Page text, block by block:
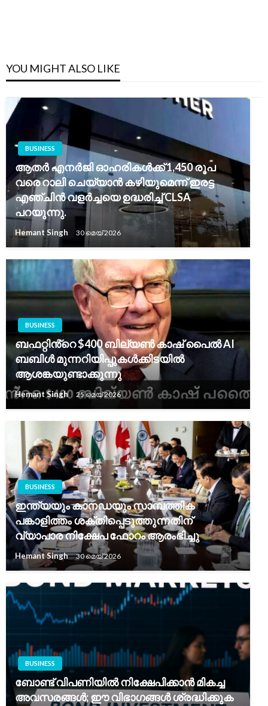
YOU MIGHT ALSO LIKE
BUSINESS
ആതർ എനർജി ഓഹരികൾക്ക് 1,450 രൂപ
വരെ റാലി ചെയ്യാൻ കഴിയുമെന്ന് ഇരട്ട
എഞ്ചിൻ വളർച്ചയെ ഉദ്ധരിച്ച് CLSA
പറയുന്നു.
Hemant Singh 30 മെയ്‌ 2026
BUSINESS
ബഫറ്റിൻ്റെ $400 ബില്യൺ കാഷ് പൈൽ AI
ബബിൾ മുന്നറിയിപ്പുകൾക്കിടയിൽ
ആശങ്കയുണ്ടാക്കുന്നു
Hemant Singh 25 മെയ്‌ 2026
BUSINESS
ഇന്ത്യയും കാനഡയും സാമ്പത്തിക
പങ്കാളിത്തം ശക്തിപ്പെടുത്തുന്നതിന്
വ്യാപാര നിക്ഷേപ ഫോറം ആരംഭിച്ചു
Hemant Singh 30 മെയ്‌ 2026
BUSINESS
ബോണ്ട് വിപണിയിൽ നിക്ഷേപിക്കാൻ മികച്ച
അവസരങ്ങൾ; ഈ വിഭാഗങ്ങൾ ശ്രദ്ധിക്കുക